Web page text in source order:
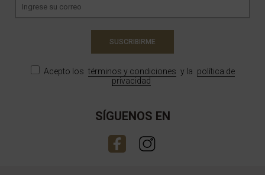
SUSCRIBIRME
Acepto los términos y condiciones y la política de
privacidad
SÍGUENOS EN